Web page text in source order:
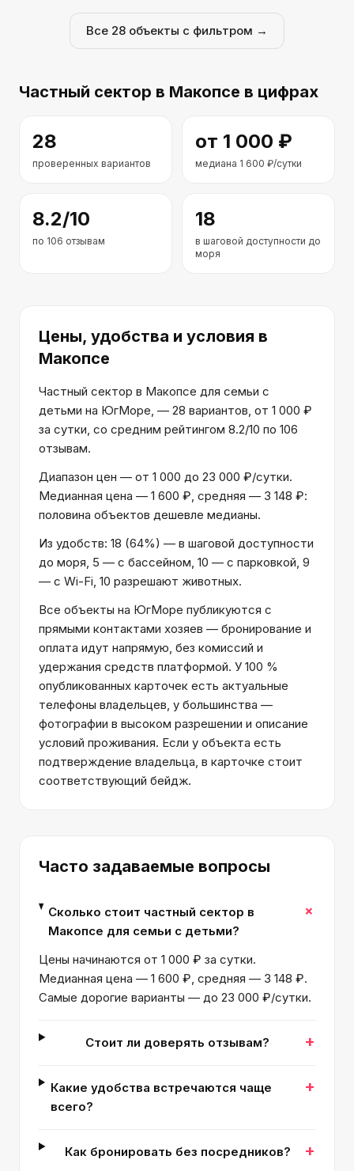
Все 28 объекты с фильтром →
Частный сектор в Макопсе в цифрах
28
проверенных вариантов
от 1 000 ₽
медиана 1 600 ₽/сутки
8.2/10
по 106 отзывам
18
в шаговой доступности до
моря
Цены, удобства и условия в
Макопсе
Частный сектор в Макопсе для семьи с
детьми на ЮгМоре, — 28 вариантов, от 1 000 ₽
за сутки, со средним рейтингом 8.2/10 по 106
отзывам.
Диапазон цен — от 1 000 до 23 000 ₽/сутки.
Медианная цена — 1 600 ₽, средняя — 3 148 ₽:
половина объектов дешевле медианы.
Из удобств: 18 (64%) — в шаговой доступности
до моря, 5 — с бассейном, 10 — с парковкой, 9
— с Wi-Fi, 10 разрешают животных.
Все объекты на ЮгМоре публикуются с
прямыми контактами хозяев — бронирование и
оплата идут напрямую, без комиссий и
удержания средств платформой. У 100 %
опубликованных карточек есть актуальные
телефоны владельцев, у большинства —
фотографии в высоком разрешении и описание
условий проживания. Если у объекта есть
подтверждение владельца, в карточке стоит
соответствующий бейдж.
Часто задаваемые вопросы
Сколько стоит частный сектор в
Макопсе для семьи с детьми?
+
Цены начинаются от 1 000 ₽ за сутки.
Медианная цена — 1 600 ₽, средняя — 3 148 ₽.
Самые дорогие варианты — до 23 000 ₽/сутки.
Стоит ли доверять отзывам? +
Какие удобства встречаются чаще
всего?
+
Как бронировать без посредников? +